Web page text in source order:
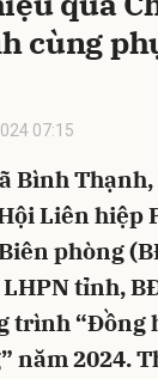
cùng
07:15
Bình
Liên hiệp
phòng
tỉnh,
trình “Đồng
năm 2024.